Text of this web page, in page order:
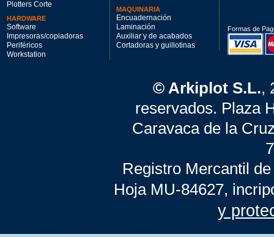
Plotters Corte
HARDWARE
Software
Impresoras/copiadoras
Periféricos
Workstation
MAQUINARIA
Encuadernación
Laminación
Auxiliar y de acabados
Cortadoras y guillotinas
Formas de
© Arkiplot S.L.,
reservados. Plaza
Caravaca de la
Registro Mercantil
Hoja MU-84627,
y